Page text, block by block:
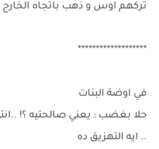
تركهم اوس و ذهب باتجاه الخارج
*******************
في اوضة البنات
حلا بغضب : يعني صالحتيه ؟!
.. ايه التهزيق ده